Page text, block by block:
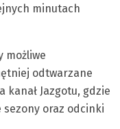
minutach
możliwe
odtwarzane
Jazgotu, gdzie
sezony oraz odcinki